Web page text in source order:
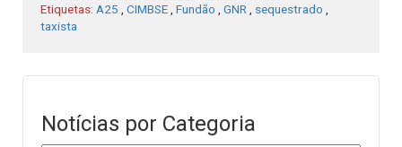
Etiquetas: A25 CIMBSE Fundão GNR sequestrado
taxista
Notícias por Categoria